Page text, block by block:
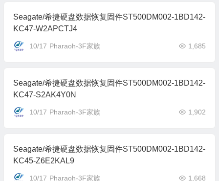
Seagate/希捷硬盘数据恢复固件ST500DM002-1BD142-
KC47-W2APCTJ4
10/17 Pharaoh-3F家族 1,685
Seagate/希捷硬盘数据恢复固件ST500DM002-1BD142-
KC47-S2AK4Y0N
10/17 Pharaoh-3F家族 1,902
Seagate/希捷硬盘数据恢复固件ST500DM002-1BD142-
KC45-Z6E2KAL9
10/17 Pharaoh-3F家族 1,668